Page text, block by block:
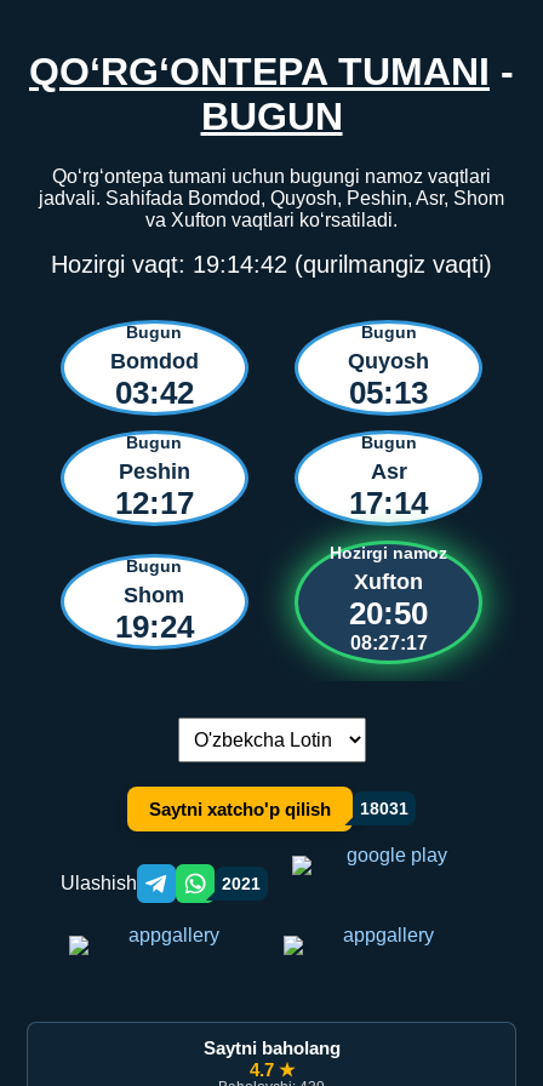
QO‘RG‘ONTEPA TUMANI -
BUGUN
Qo‘rg‘ontepa tumani uchun bugungi namoz vaqtlari
jadvali. Sahifada Bomdod, Quyosh, Peshin, Asr, Shom
va Xufton vaqtlari ko‘rsatiladi.
Hozirgi vaqt: 19:14:42 (qurilmangiz vaqti)
Bugun
Bomdod
03:42
Bugun
Quyosh
05:13
Bugun
Peshin
12:17
Bugun
Asr
17:14
Bugun
Shom
19:24
Hozirgi namoz
Xufton
20:50
08:27:17
Tilni almashtirish:
Saytni xatcho'p qilish 18031
Ulashish Telegram orqali ulashish
WhatsApp orqali ulashish
2021
Saytni baholang
4.7 ★